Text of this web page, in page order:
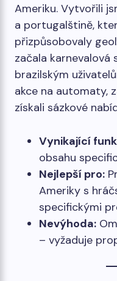
Ameriku. Vytvořili
a portugalštině,
přizpůsobovaly
začala karnevalová
brazilským
akce na automaty,
získali sázkové
Vynikající
obsahu
Nejlepší pro:
Ameriky s
specifickými
Nevýhoda:
– vyžaduje